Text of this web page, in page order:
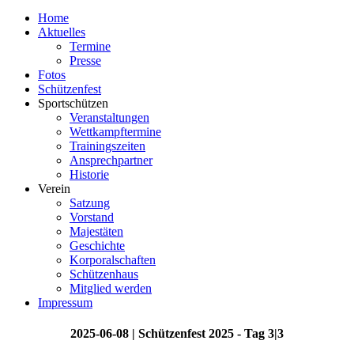
Home
Aktuelles
Termine
Presse
Fotos
Schützenfest
Sportschützen
Veranstaltungen
Wettkampftermine
Trainingszeiten
Ansprechpartner
Historie
Verein
Satzung
Vorstand
Majestäten
Geschichte
Korporalschaften
Schützenhaus
Mitglied werden
Impressum
2025-06-08 | Schützenfest 2025 - Tag 3|3